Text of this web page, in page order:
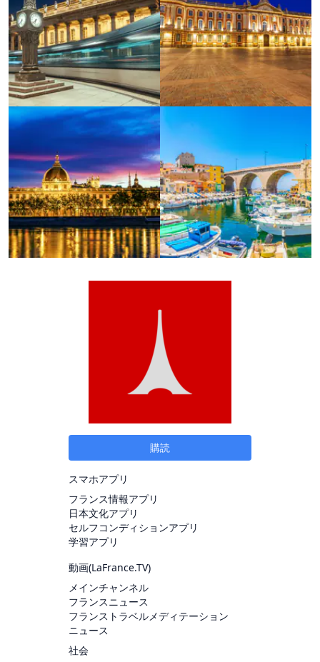
購読
スマホアプリ
フランス情報アプリ
日本文化アプリ
セルフコンディションアプリ
学習アプリ
動画(LaFrance.TV)
メインチャンネル
フランスニュース
フランストラベルメディテーション
ニュース
社会